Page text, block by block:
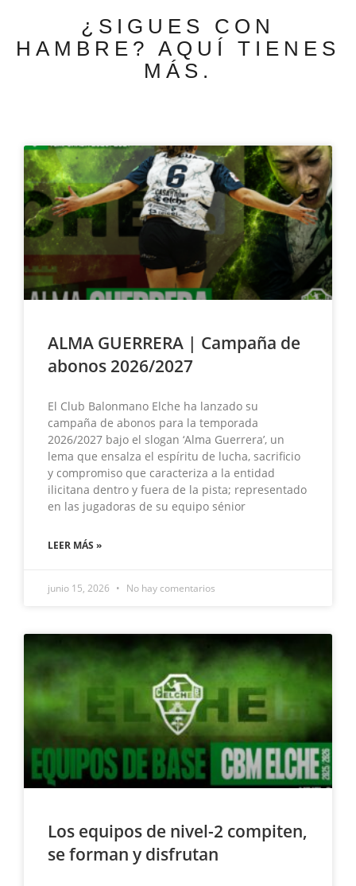
¿SIGUES CON
HAMBRE? AQUÍ TIENES
MÁS.
ALMA GUERRERA | Campaña de
abonos 2026/2027
El Club Balonmano Elche ha lanzado su
campaña de abonos para la temporada
2026/2027 bajo el slogan ‘Alma Guerrera’, un
lema que ensalza el espíritu de lucha, sacrificio
y compromiso que caracteriza a la entidad
ilicitana dentro y fuera de la pista; representado
en las jugadoras de su equipo sénior
LEER MÁS »
junio 15, 2026 No hay comentarios
Los equipos de nivel-2 compiten,
se forman y disfrutan